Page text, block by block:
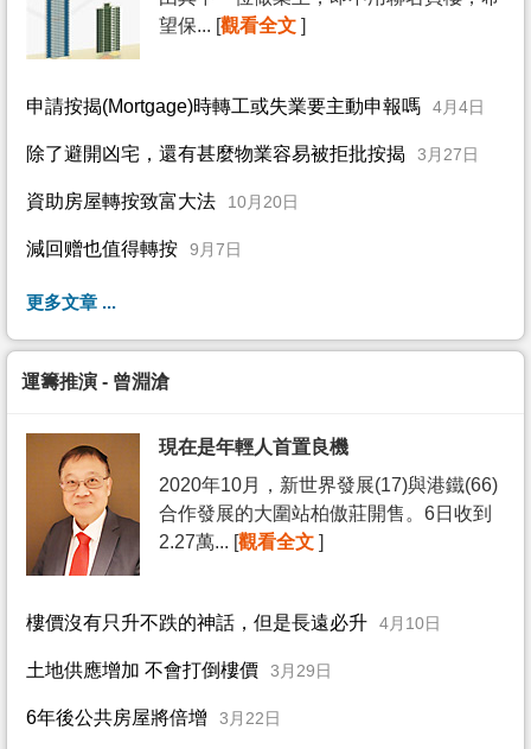
望保... [觀看全文 ]
申請按揭(Mortgage)時轉工或失業要主動申報嗎 4月4日
除了避開凶宅，還有甚麼物業容易被拒批按揭 3月27日
資助房屋轉按致富大法 10月20日
減回赠也值得轉按 9月7日
更多文章 ...
運籌推演 - 曾淵滄
現在是年輕人首置良機
2020年10月，新世界發展(17)與港鐵(66)
合作發展的大圍站柏傲莊開售。6日收到
2.27萬... [觀看全文 ]
樓價沒有只升不跌的神話，但是長遠必升 4月10日
土地供應增加 不會打倒樓價 3月29日
6年後公共房屋將倍增 3月22日